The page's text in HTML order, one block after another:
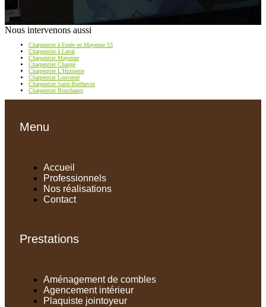
Nous intervenons aussi
Charpentier à Ernée en Mayenne 53
Charpentier à Laval
Charpentier Mayenne
Charpentier Changé
Charpentier L’Huisserie
Charpentier Louverné
Charpentier Saint-Berthevin
Charpentier Bonchamp
Menu
Accueil
Professionnels
Nos réalisations
Contact
Prestations
Aménagement de combles
Agencement intérieur
Plaquiste jointoyeur